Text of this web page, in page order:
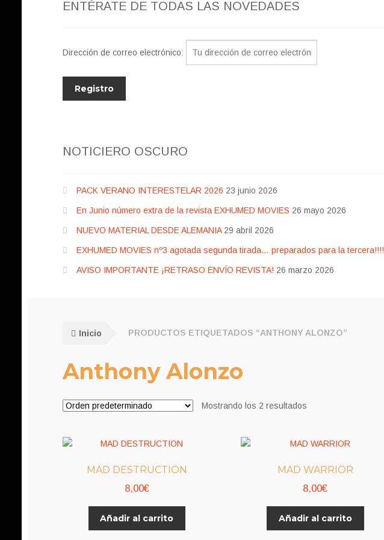
ENTÉRATE DE TODAS LAS NOVEDADES
Dirección de correo electrónico:
NOTICIERO OSCURO
PACK VERANO INTERESTELAR 2026 23 junio 2026
En Junio número extra de la revista EXHUMED MOVIES 26 mayo 2026
NUEVO MATERIAL DESDE ALEMANIA 29 abril 2026
EXHUMED MOVIES nº3 agotada segunda tirada… preparados para la tercera!!!!
AVISO IMPORTANTE ¡RETRASO ENVÍO REVISTA! 26 marzo 2026
Inicio PRODUCTOS ETIQUETADOS “ANTHONY ALONZO”
Anthony Alonzo
Mostrando los 2 resultados
MAD DESTRUCTION
8,00€
Añadir al carrito
MAD WARRIOR
8,00€
Añadir al carrito